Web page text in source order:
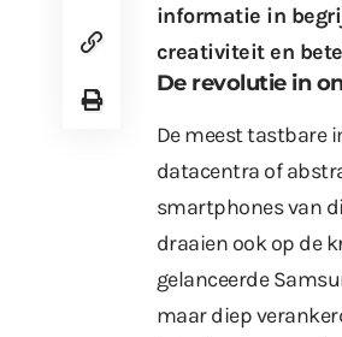
informatie in
creativiteit en
De revolutie in
De meest tastbare
datacentra of
smartphones van
draaien ook op de
gelanceerde
maar diep